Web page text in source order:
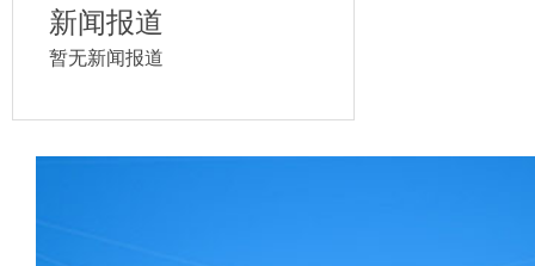
新闻报道
暂无新闻报道